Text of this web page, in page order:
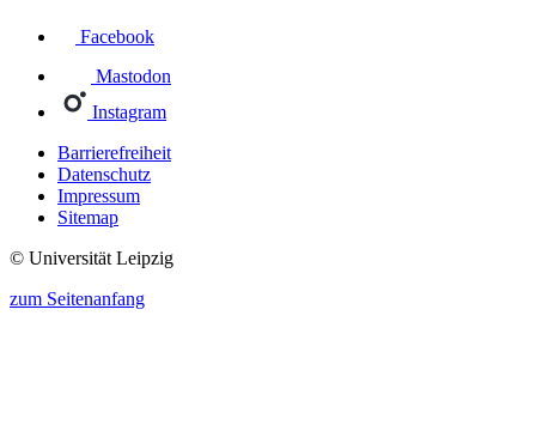
Facebook
Mastodon
Instagram
Barrierefreiheit
Datenschutz
Impressum
Sitemap
© Universität Leipzig
zum Seitenanfang